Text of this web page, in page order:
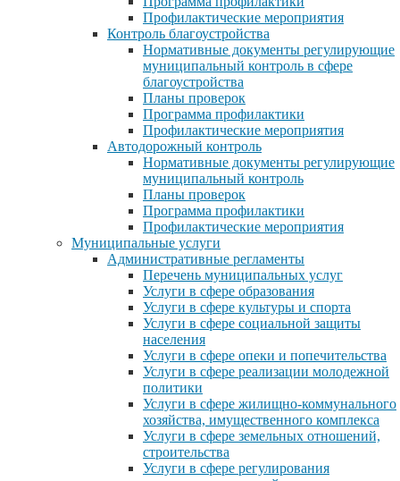
Профилактические мероприятия
Контроль благоустройства
Нормативные документы регулирующие
муниципальный контроль в сфере
благоустройства
Планы проверок
Программа профилактики
Профилактические мероприятия
Автодорожный контроль
Нормативные документы регулирующие
муниципальный контроль
Планы проверок
Программа профилактики
Профилактические мероприятия
Муниципальные услуги
Административные регламенты
Перечень муниципальных услуг
Услуги в сфере образования
Услуги в сфере культуры и спорта
Услуги в сфере социальной защиты
населения
Услуги в сфере опеки и попечительства
Услуги в сфере реализации молодежной
политики
Услуги в сфере жилищно-коммунального
хозяйства, имущественного комплекса
Услуги в сфере земельных отношений,
строительства
Услуги в сфере регулирования